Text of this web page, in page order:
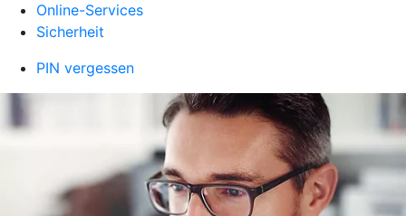
Online-Services
Sicherheit
PIN vergessen